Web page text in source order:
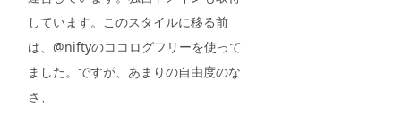
しています。このスタイルに移る前
は、@niftyのココログフリーを使って
ました。ですが、あまりの自由度のな
さ、